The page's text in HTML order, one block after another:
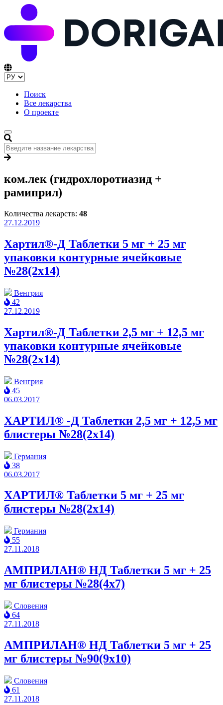
Поиск
Все лекарства
О проекте
ком.лек (гидрохлоротиазид +
рамиприл)
Количества лекарств: 48
27.12.2019
Хартил®-Д Таблетки 5 мг + 25 мг
упаковки контурные ячейковые
№28(2x14)
Венгрия
42
27.12.2019
Хартил®-Д Таблетки 2,5 мг + 12,5 мг
упаковки контурные ячейковые
№28(2x14)
Венгрия
45
06.03.2017
ХАРТИЛ® -Д Таблетки 2,5 мг + 12,5 мг
блистеры №28(2x14)
Германия
38
06.03.2017
ХАРТИЛ® Таблетки 5 мг + 25 мг
блистеры №28(2x14)
Германия
55
27.11.2018
АМПРИЛАН® НД Таблетки 5 мг + 25
мг блистеры №28(4x7)
Словения
64
27.11.2018
АМПРИЛАН® НД Таблетки 5 мг + 25
мг блистеры №90(9x10)
Словения
61
27.11.2018